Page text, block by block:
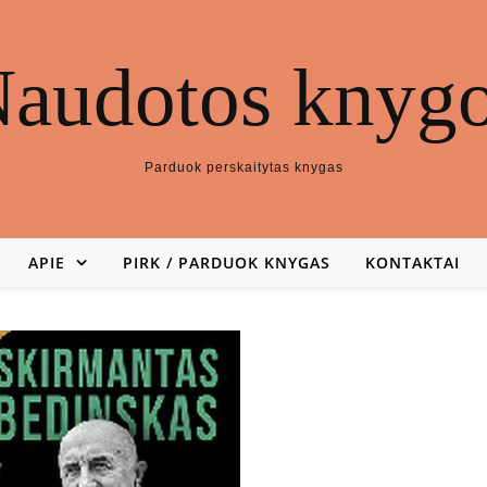
Parduok perskaitytas knygas
APIE PIRK / PARDUOK KNYGAS KONTAKTAI